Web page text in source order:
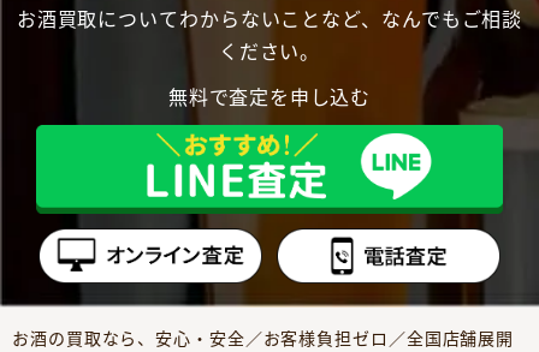
お酒買取についてわからないことなど、なんでもご相談
ください。
無料で査定を申し込む
お酒の買取なら、安心・安全／お客様負担ゼロ／全国店舗展開